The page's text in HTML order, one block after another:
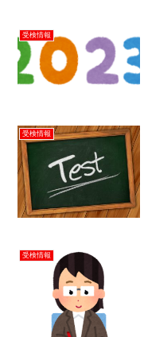
受検情報
受検情報
受検情報